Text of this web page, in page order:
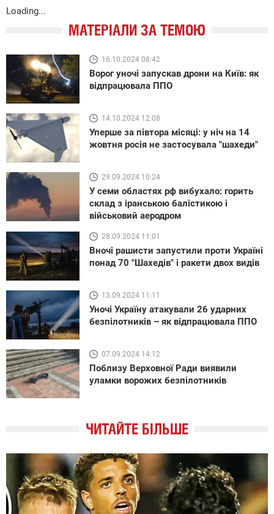
Loading...
МАТЕРІАЛИ ЗА ТЕМОЮ
16.10.2024 08:42
Ворог уночі запускав дрони на Київ: як
відпрацювала ППО
14.10.2024 12:08
Уперше за півтора місяці: у ніч на 14
жовтня росія не застосувала "шахеди"
29.09.2024 10:24
У семи областях рф вибухало: горить
склад з іранською балістикою і
військовий аеродром
28.09.2024 11:01
Вночі рашисти запустили проти Україні
понад 70 "Шахедів" і ракети двох видів
13.09.2024 11:11
Уночі Україну атакували 26 ударних
безпілотників – як відпрацювала ППО
07.09.2024 14:12
Поблизу Верховної Ради виявили
уламки ворожих безпілотників
ЧИТАЙТЕ БІЛЬШЕ